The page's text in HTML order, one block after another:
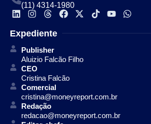
(11) 4314-1980
Expediente
Publisher
Aluizio Falcão Filho
CEO
Cristina Falcão
Comercial
cristina@moneyreport.com.br
Redação
redacao@moneyreport.com.br